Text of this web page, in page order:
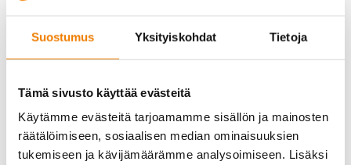
Suostumus Yksityiskohdat Tietoja
Tämä sivusto käyttää evästeitä
Käytämme evästeitä tarjoamamme sisällön ja mainosten
räätälöimiseen, sosiaalisen median ominaisuuksien
tukemiseen ja kävijämäärämme analysoimiseen. Lisäksi